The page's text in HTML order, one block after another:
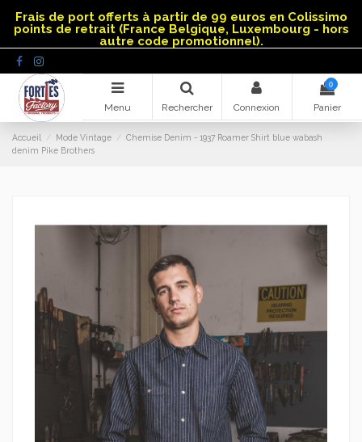
Frais de port offerts à partir de 99 euros en Colissimo
points de retrait (France Belgique, Luxembourg - hors
autre code promotionnel).
Menu Rechercher Connexion
0
Panier
Accueil Mode Vintage
Chemise Denim - 1937 Roamer Shirt blue wabash
denim Pike Brothers